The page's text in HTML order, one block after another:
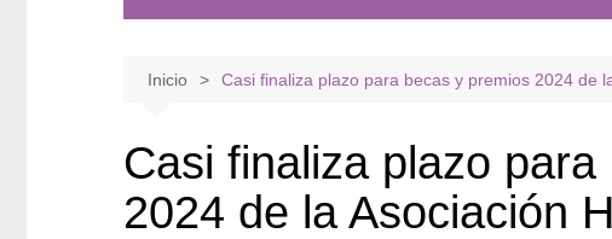
DE CUBA Y EL MUNDO
Inicio Casi finaliza plazo para becas y premios 2024 de
Casi finaliza plazo
2024 de la Asociación